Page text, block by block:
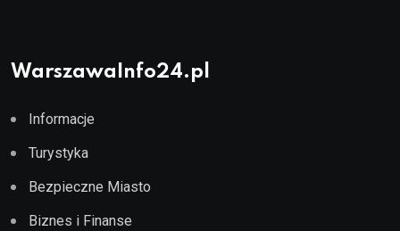
WarszawaInfo24.pl
Informacje
Turystyka
Bezpieczne Miasto
Biznes i Finanse